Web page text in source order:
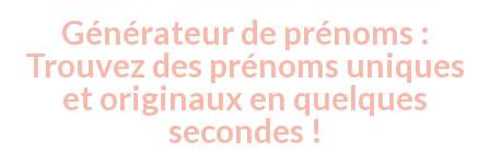
Générateur de prénoms :
Trouvez des prénoms uniques
et originaux en quelques
secondes !